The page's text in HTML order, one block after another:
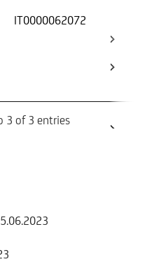
IT0000062072
3 of 3 entries